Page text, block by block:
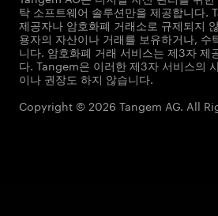
탁 소프트웨어 솔루션만을 제공합니다.
제공자나 암호화폐 거래소로 규제되지
용자의 자산이나 거래를 보유하거나, 수
니다. 암호화폐 거래 서비스는 제3자 제
다. Tangem은 이러한 제3자 서비스의
이나 권장도 하지 않습니다.